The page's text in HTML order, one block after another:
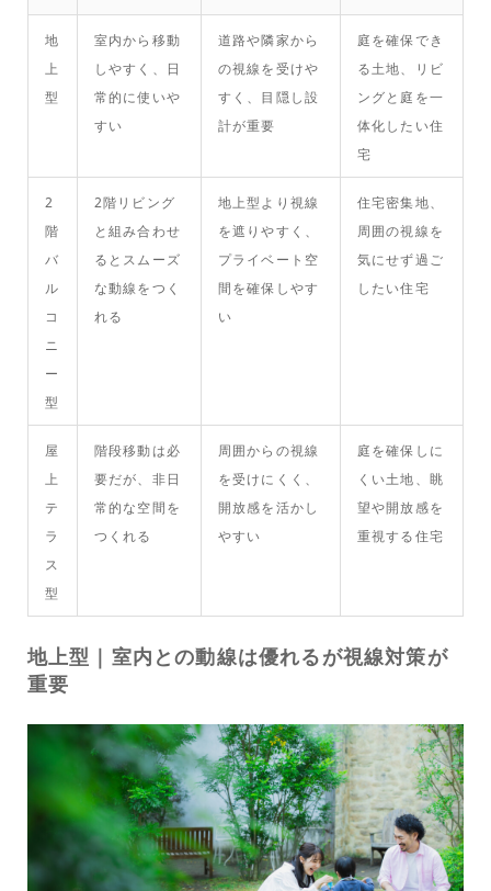
地
上
型
室内から移動
しやすく、日
常的に使いや
すい
道路や隣家から
の視線を受けや
すく、目隠し設
計が重要
庭を確保でき
る土地、リビ
ングと庭を一
体化したい住
宅
2
階
バ
ル
コ
ニ
ー
型
2階リビング
と組み合わせ
るとスムーズ
な動線をつく
れる
地上型より視線
を遮りやすく、
プライベート空
間を確保しやす
い
住宅密集地、
周囲の視線を
気にせず過ご
したい住宅
屋
上
テ
ラ
ス
型
階段移動は必
要だが、非日
常的な空間を
つくれる
周囲からの視線
を受けにくく、
開放感を活かし
やすい
庭を確保しに
くい土地、眺
望や開放感を
重視する住宅
地上型｜室内との動線は優れるが視線対策が
重要